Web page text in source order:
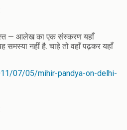
— आलेख का एक संस्करण यहाँ
समस्या नहीं है. चाहे तो वहाँ पढ़कर यहाँ
07/05/mihir-pandya-on-delhi-